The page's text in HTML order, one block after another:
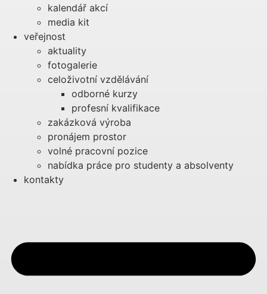
kalendář akcí
media kit
veřejnost
aktuality
fotogalerie
celoživotní vzdělávání
odborné kurzy
profesní kvalifikace
zakázková výroba
pronájem prostor
volné pracovní pozice
nabídka práce pro studenty a absolventy
kontakty